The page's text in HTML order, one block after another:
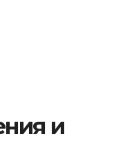
и